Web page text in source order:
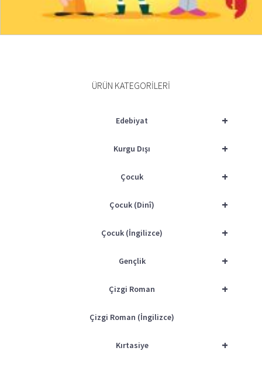
ÜRÜN KATEGORILERI
+
Edebiyat
+
Kurgu Dışı
+
Çocuk
+
Çocuk (Dinî)
+
Çocuk (İngilizce)
+
Gençlik
+
Çizgi Roman
Çizgi Roman (İngilizce)
+
Kırtasiye